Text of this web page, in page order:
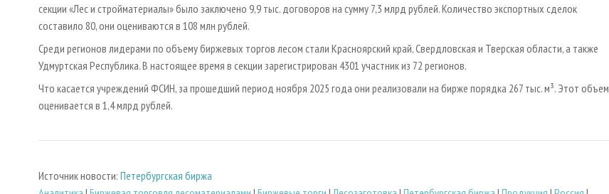
секции «Лес и стройматериалы» было заключено 9,9 тыс. договоров на сумму 7,3 млрд рублей. Количество экспортных сделок
составило 80, они оцениваются в 108 млн рублей.
Среди регионов лидерами по объему биржевых торгов лесом стали Красноярский край, Свердловская и Тверская области, а также
Удмуртская Республика. В настоящее время в секции зарегистрирован 4301 участник из 72 регионов.
Что касается учреждений ФСИН, за прошедший период ноября 2025 года они реализовали на бирже порядка 267 тыс. м³. Этот объем
оценивается в 1,4 млрд рублей.
Источник новости: Петербургская биржа